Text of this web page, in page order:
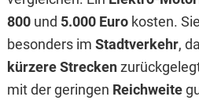
800 und 5.000 Euro kosten.
besonders im Stadtverkehr,
kürzere Strecken
mit der geringen Reichweite